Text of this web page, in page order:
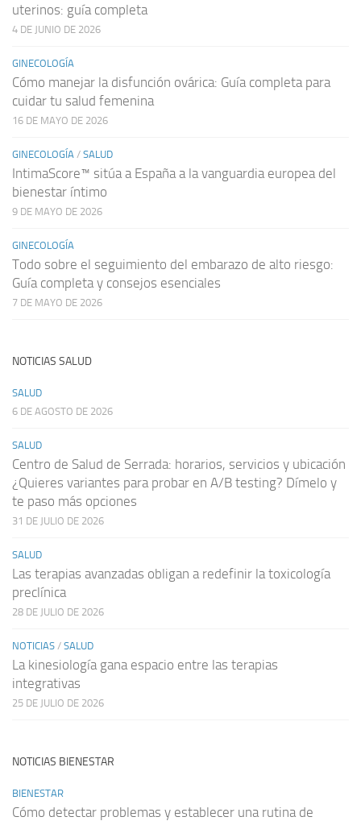
uterinos: guía completa
4 DE JUNIO DE 2026
GINECOLOGÍA
Cómo manejar la disfunción ovárica: Guía completa para
cuidar tu salud femenina
16 DE MAYO DE 2026
GINECOLOGÍA / SALUD
IntimaScore™ sitúa a España a la vanguardia europea del
bienestar íntimo
9 DE MAYO DE 2026
GINECOLOGÍA
Todo sobre el seguimiento del embarazo de alto riesgo:
Guía completa y consejos esenciales
7 DE MAYO DE 2026
NOTICIAS SALUD
SALUD
6 DE AGOSTO DE 2026
SALUD
Centro de Salud de Serrada: horarios, servicios y ubicación
¿Quieres variantes para probar en A/B testing? Dímelo y
te paso más opciones
31 DE JULIO DE 2026
SALUD
Las terapias avanzadas obligan a redefinir la toxicología
preclínica
28 DE JULIO DE 2026
NOTICIAS / SALUD
La kinesiología gana espacio entre las terapias
integrativas
25 DE JULIO DE 2026
NOTICIAS BIENESTAR
BIENESTAR
Cómo detectar problemas y establecer una rutina de